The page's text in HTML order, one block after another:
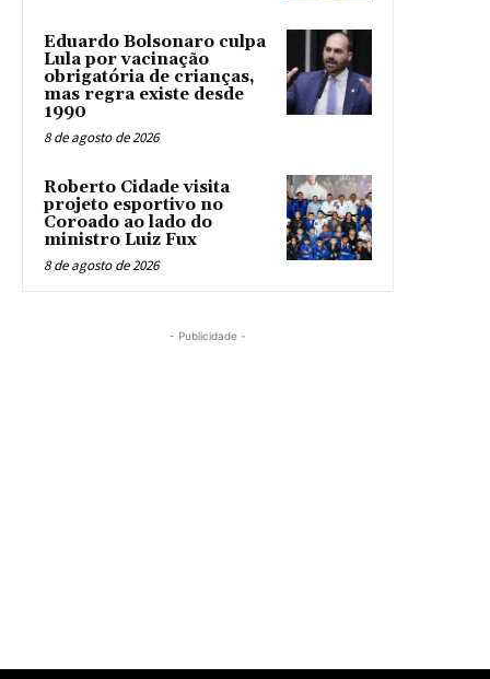
Eduardo Bolsonaro culpa
Lula por vacinação
obrigatória de crianças,
mas regra existe desde
1990
8 de agosto de 2026
Roberto Cidade visita
projeto esportivo no
Coroado ao lado do
ministro Luiz Fux
8 de agosto de 2026
- Publicidade -